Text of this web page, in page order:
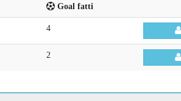
Goal fatti
4
2